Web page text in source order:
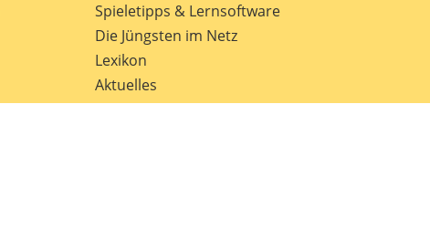
Spieletipps & Lernsoftware
Die Jüngsten im Netz
Lexikon
Aktuelles
Datenschutz